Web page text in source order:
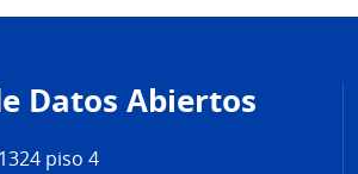
Datos Abiertos
piso 4